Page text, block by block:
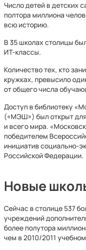
Число детей в детских
полтора миллиона
всю историю.
В 35 школах столицы
ИТ-классы.
Количество тех, кто
кружках, превысило
от общего числа
Доступ в библиотеку
(«МЭШ») был открыт
и всего мира.
победителем
инициатив социально-
Российской Федерации.
Новые
Сейчас в столице 537
учреждений
более полутора
чем в 2010/2011